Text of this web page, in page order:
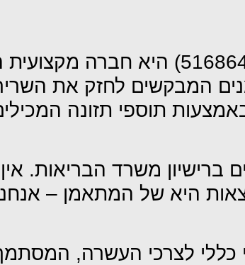
) היא חברה מקצועית
המבקשים לחזק את
תוספי תזונה
ברישיון משרד הבריאות.
היא של המתאמן –
כללי לצרכי העשרה,